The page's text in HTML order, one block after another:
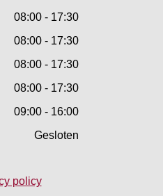
08:00 - 17:30
08:00 - 17:30
08:00 - 17:30
08:00 - 17:30
09:00 - 16:00
Gesloten
policy